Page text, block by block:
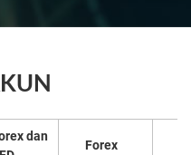
dan
Forex